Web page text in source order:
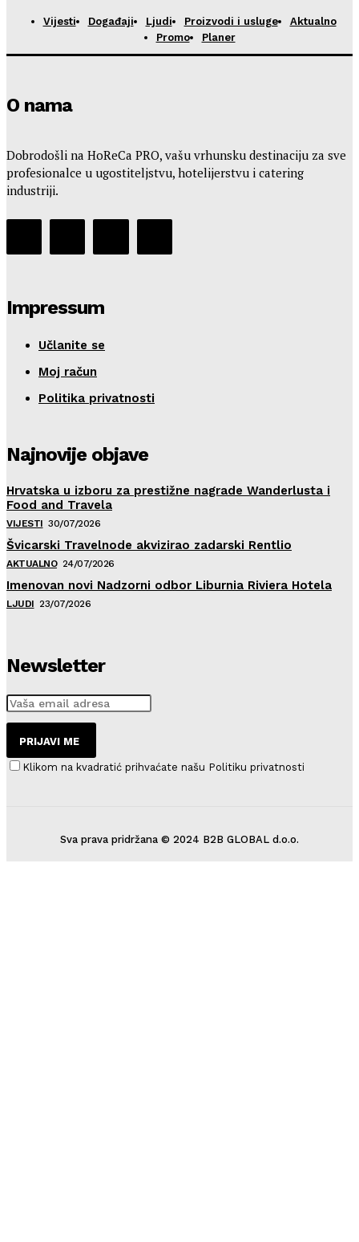
Vijesti Događaji Ljudi Proizvodi i usluge
Aktualno
Promo
Planer
O nama
Dobrodošli na HoReCa PRO, vašu vrhunsku destinaciju za sve
profesionalce u ugostiteljstvu, hotelijerstvu i catering
industriji.
Impressum
Učlanite se
Moj račun
Politika privatnosti
Najnovije objave
Hrvatska u izboru za prestižne nagrade Wanderlusta i
Food and Travela
VIJESTI 30/07/2026
Švicarski Travelnode akvizirao zadarski Rentlio
AKTUALNO 24/07/2026
Imenovan novi Nadzorni odbor Liburnia Riviera Hotela
LJUDI 23/07/2026
Newsletter
PRIJAVI ME
Klikom na kvadratić prihvaćate našu Politiku privatnosti
Sva prava pridržana © 2024 B2B GLOBAL d.o.o.